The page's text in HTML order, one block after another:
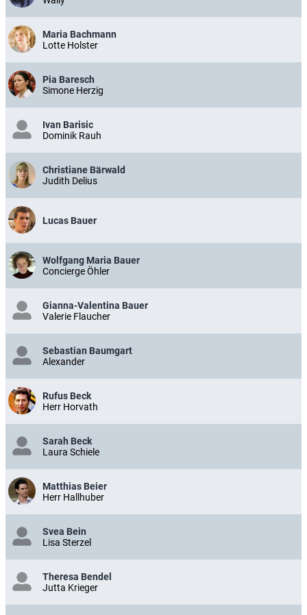
Maria Bachmann
Lotte Holster
Pia Baresch
Simone Herzig
Ivan Barisic
Dominik Rauh
Christiane Bärwald
Judith Delius
Lucas Bauer
Wolfgang Maria Bauer
Concierge Öhler
Gianna-Valentina Bauer
Valerie Flaucher
Sebastian Baumgart
Alexander
Rufus Beck
Herr Horvath
Sarah Beck
Laura Schiele
Matthias Beier
Herr Hallhuber
Svea Bein
Lisa Sterzel
Theresa Bendel
Jutta Krieger